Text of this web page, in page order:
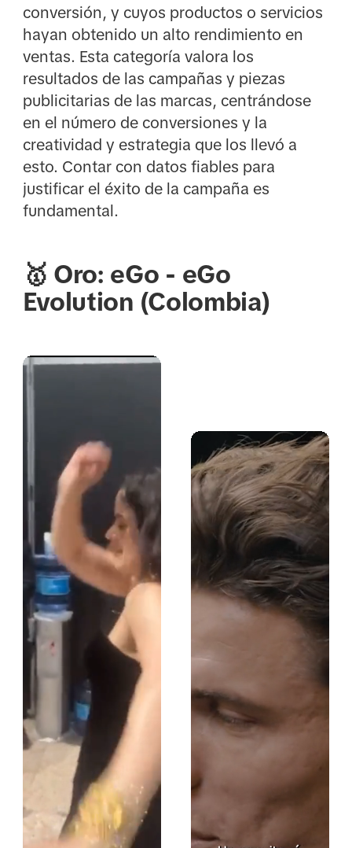
conversión, y cuyos productos o servicios
hayan obtenido un alto rendimiento en
ventas. Esta categoría valora los
resultados de las campañas y piezas
publicitarias de las marcas, centrándose
en el número de conversiones y la
creatividad y estrategia que los llevó a
esto. Contar con datos fiables para
justificar el éxito de la campaña es
fundamental.
🥇 Oro: eGo - eGo
Evolution (Colombia)